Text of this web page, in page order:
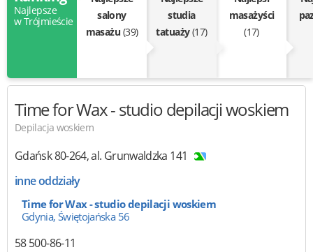
Najlepsze
w Trójmieście
salony
masażu (39)
studia
tatuaży(17)
masażyści
(17)
Time for Wax- studio depilacji woskiem
Depilacja woskiem
Gdańsk80-264,al. Grunwaldzka 141
inne oddziały
Time for Wax - studio depilacji woskiem
Gdynia, Świętojańska 56
58 500-86-11